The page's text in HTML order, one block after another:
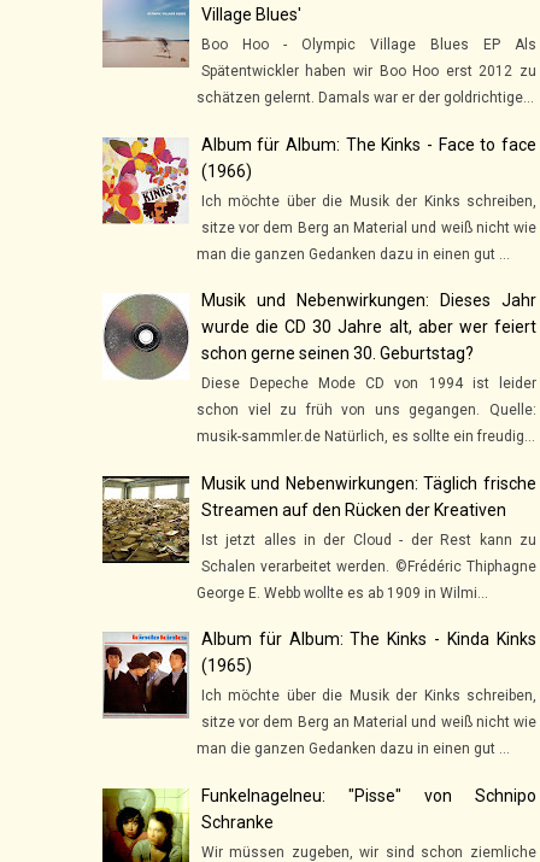
Village Blues'
Boo Hoo - Olympic Village Blues EP Als
Spätentwickler haben wir Boo Hoo erst 2012 zu
schätzen gelernt. Damals war er der goldrichtige...
Album für Album: The Kinks - Face to face
(1966)
Ich möchte über die Musik der Kinks schreiben,
sitze vor dem Berg an Material und weiß nicht wie
man die ganzen Gedanken dazu in einen gut ...
Musik und Nebenwirkungen: Dieses Jahr
wurde die CD 30 Jahre alt, aber wer feiert
schon gerne seinen 30. Geburtstag?
Diese Depeche Mode CD von 1994 ist leider
schon viel zu früh von uns gegangen. Quelle:
musik-sammler.de Natürlich, es sollte ein freudig...
Musik und Nebenwirkungen: Täglich frische
Streamen auf den Rücken der Kreativen
Ist jetzt alles in der Cloud - der Rest kann zu
Schalen verarbeitet werden. ©Frédéric Thiphagne
George E. Webb wollte es ab 1909 in Wilmi...
Album für Album: The Kinks - Kinda Kinks
(1965)
Ich möchte über die Musik der Kinks schreiben,
sitze vor dem Berg an Material und weiß nicht wie
man die ganzen Gedanken dazu in einen gut ...
Funkelnagelneu: "Pisse" von Schnipo
Schranke
Wir müssen zugeben, wir sind schon ziemliche